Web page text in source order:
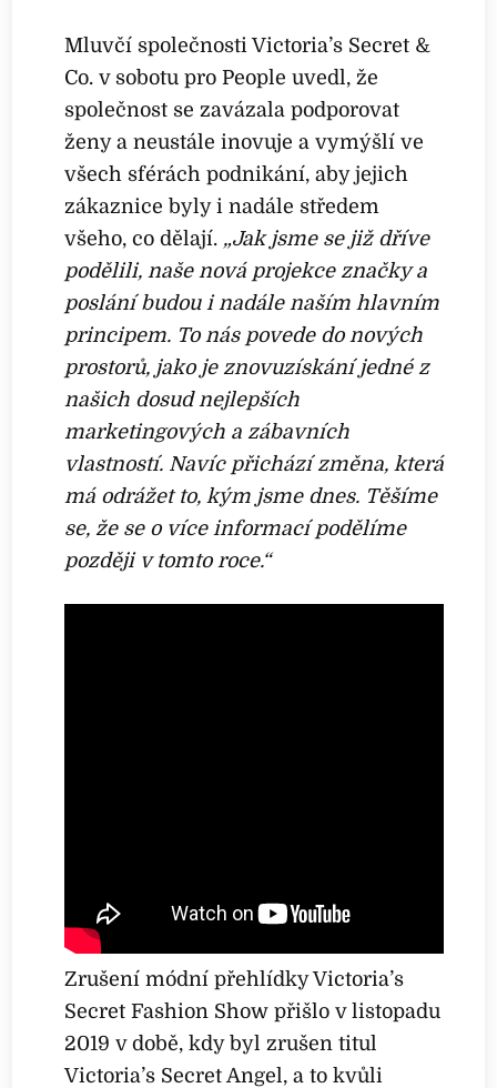
Mluvčí společnosti Victoria’s Secret &
Co. v sobotu pro People uvedl, že
společnost se zavázala podporovat
ženy a neustále inovuje a vymýšlí ve
všech sférách podnikání, aby jejich
zákaznice byly i nadále středem
všeho, co dělají. „Jak jsme se již dříve
podělili, naše nová projekce značky a
poslání budou i nadále naším hlavním
principem. To nás povede do nových
prostorů, jako je znovuzískání jedné z
našich dosud nejlepších
marketingových a zábavních
vlastností. Navíc přichází změna, která
má odrážet to, kým jsme dnes. Těšíme
se, že se o více informací podělíme
později v tomto roce.“
Zrušení módní přehlídky Victoria’s
Secret Fashion Show přišlo v listopadu
2019 v době, kdy byl zrušen titul
Victoria’s Secret Angel, a to kvůli